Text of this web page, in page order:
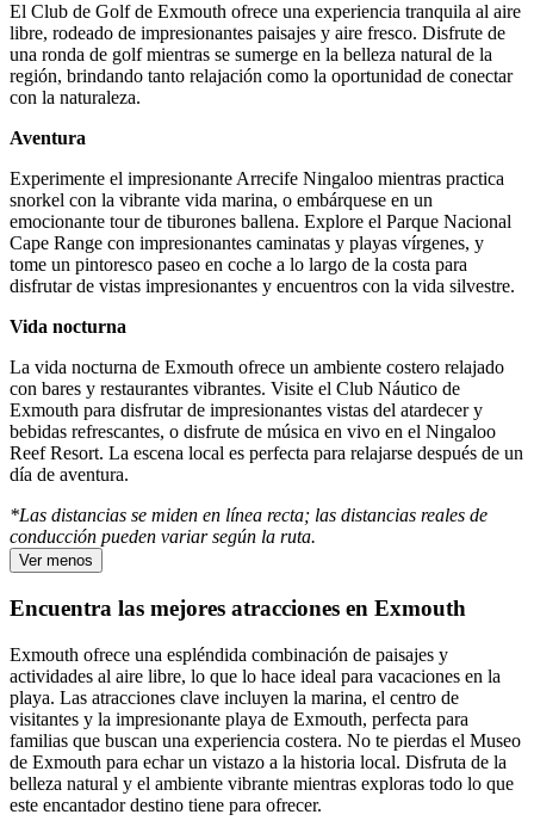
El Club de Golf de Exmouth ofrece una experiencia tranquila al aire
libre, rodeado de impresionantes paisajes y aire fresco. Disfrute de
una ronda de golf mientras se sumerge en la belleza natural de la
región, brindando tanto relajación como la oportunidad de conectar
con la naturaleza.
Aventura
Experimente el impresionante Arrecife Ningaloo mientras practica
snorkel con la vibrante vida marina, o embárquese en un
emocionante tour de tiburones ballena. Explore el Parque Nacional
Cape Range con impresionantes caminatas y playas vírgenes, y
tome un pintoresco paseo en coche a lo largo de la costa para
disfrutar de vistas impresionantes y encuentros con la vida silvestre.
Vida nocturna
La vida nocturna de Exmouth ofrece un ambiente costero relajado
con bares y restaurantes vibrantes. Visite el Club Náutico de
Exmouth para disfrutar de impresionantes vistas del atardecer y
bebidas refrescantes, o disfrute de música en vivo en el Ningaloo
Reef Resort. La escena local es perfecta para relajarse después de un
día de aventura.
*Las distancias se miden en línea recta; las distancias reales de
conducción pueden variar según la ruta.
Ver menos
Encuentra las mejores atracciones en Exmouth
Exmouth ofrece una espléndida combinación de paisajes y
actividades al aire libre, lo que lo hace ideal para vacaciones en la
playa. Las atracciones clave incluyen la marina, el centro de
visitantes y la impresionante playa de Exmouth, perfecta para
familias que buscan una experiencia costera. No te pierdas el Museo
de Exmouth para echar un vistazo a la historia local. Disfruta de la
belleza natural y el ambiente vibrante mientras exploras todo lo que
este encantador destino tiene para ofrecer.